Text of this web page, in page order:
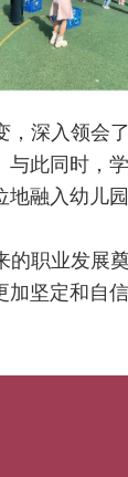
深入领会
此同时，
融入幼儿
职业发展
坚定和自